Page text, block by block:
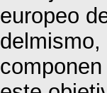
europeo